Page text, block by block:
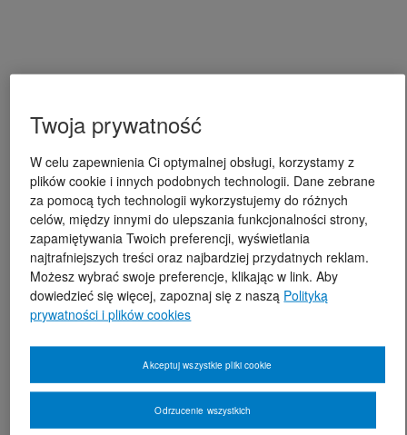
Twoja prywatność
W celu zapewnienia Ci optymalnej obsługi, korzystamy z
plików cookie i innych podobnych technologii. Dane zebrane
za pomocą tych technologii wykorzystujemy do różnych
celów, między innymi do ulepszania funkcjonalności strony,
zapamiętywania Twoich preferencji, wyświetlania
najtrafniejszych treści oraz najbardziej przydatnych reklam.
Możesz wybrać swoje preferencje, klikając w link. Aby
dowiedzieć się więcej, zapoznaj się z naszą Polityką
prywatności i plików cookies
Odrzucenie wszystkich
Akceptuj wszystkie pliki cookie